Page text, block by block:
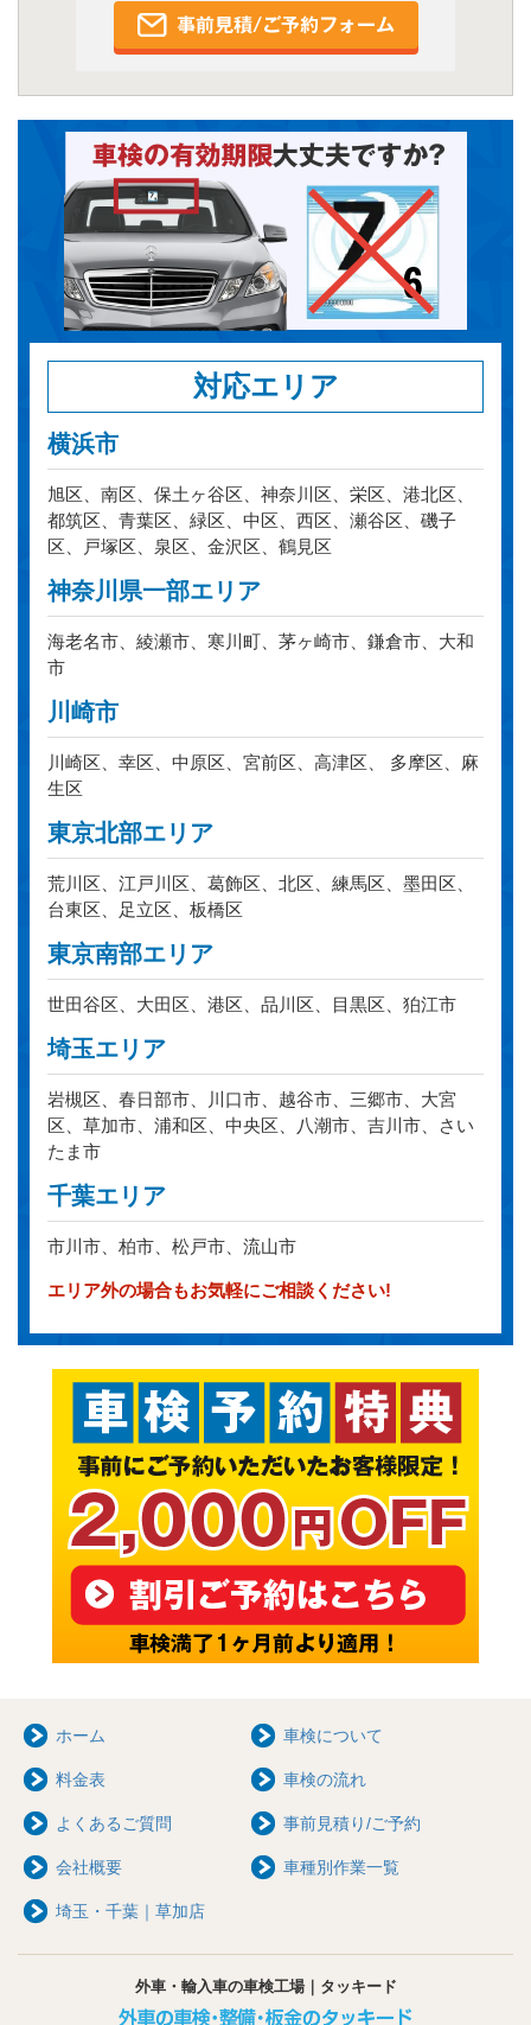
対応エリア
横浜市
旭区、南区、保土ヶ谷区、神奈川区、栄区、港北区、
都筑区、青葉区、緑区、中区、西区、瀬谷区、磯子
区、戸塚区、泉区、金沢区、鶴見区
神奈川県一部エリア
海老名市、綾瀬市、寒川町、茅ヶ崎市、鎌倉市、大和
市
川崎市
川崎区、幸区、中原区、宮前区、高津区、 多摩区、麻
生区
東京北部エリア
荒川区、江戸川区、葛飾区、北区、練馬区、墨田区、
台東区、足立区、板橋区
東京南部エリア
世田谷区、大田区、港区、品川区、目黒区、狛江市
埼玉エリア
岩槻区、春日部市、川口市、越谷市、三郷市、大宮
区、草加市、浦和区、中央区、八潮市、吉川市、さい
たま市
千葉エリア
市川市、柏市、松戸市、流山市
エリア外の場合もお気軽にご相談ください!
ホーム 車検について
料金表 車検の流れ
よくあるご質問 事前見積り/ご予約
会社概要 車種別作業一覧
埼玉・千葉｜草加店
外車・輸入車の車検工場｜タッキード